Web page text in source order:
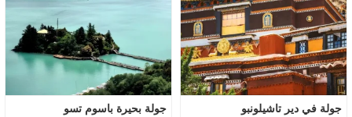
جولة بحيرة باسوم تسو جولة في دير تاشيلونبو